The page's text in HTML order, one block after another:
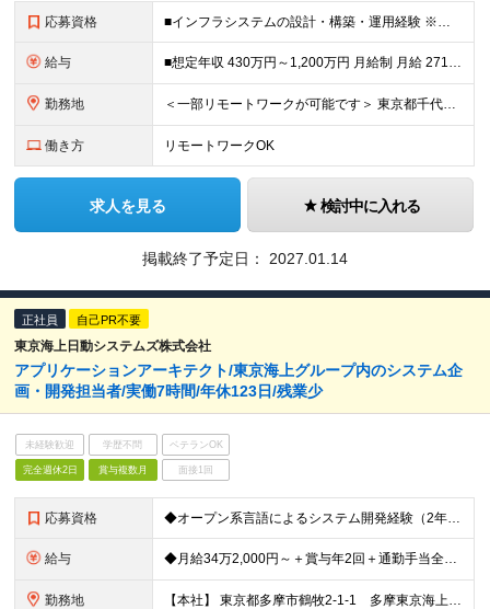
応募資格 ■インフラシステムの設計・構築・運用経験 ※提案や要件定義のご経験がある方は歓迎いたします ※現状は下流工程の経験がメインの場合も、少しずつ上流工程の経験を積んでいただく事が可能です
給与 ■想定年収 430万円～1,200万円 月給制 月給 271,834円～ 【標準賞与】月給2か月分×年2回（合計年4か月分：6月/12月に支給） 【残業代】年収430万円の場合：基本給￥233,0
勤務地 ＜一部リモートワークが可能です＞ 東京都千代田区富士見2-10-2 飯田橋グラン・ブルーム ※受動喫煙対策：屋内喫煙可能場所あり ※変更の範囲：上記を除く当社関連勤務地
働き方 リモートワークOK
求人を見る 検討中に入れる
掲載終了予定日： 2027.01.14
正社員 自己PR不要
東京海上日動システムズ株式会社
アプリケーションアーキテクト/東京海上グループ内のシステム企
画・開発担当者/実働7時間/年休123日/残業少
未経験歓迎 学歴不問 ベテランOK
完全週休2日 賞与複数月 面接1回
応募資格 ◆オープン系言語によるシステム開発経験（2年以上） ＜※業界経験は不問です＞ 異業界から入社した事例も多数あり、入社後の研修で保険業界の基礎知識を学んで頂くほか、IBMや富士通等が開催している社外研
給与 ◆月給34万2,000円～＋賞与年2回＋通勤手当全額支給 （想定年収：520万円～1,100万円） ※スキルや能力によって決定いたします。 ※試用期間はありません。 ※月給内に固定残業代8万7,00
勤務地 【本社】 東京都多摩市鶴牧2-1-1 多摩東京海上日動ビル ※転勤は原則ありません。